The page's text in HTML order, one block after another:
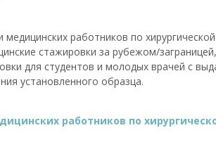
работников по хирургической
стажировки за рубежом/заграницей,
для студентов и молодых врачей с
установленного образца.
работников по